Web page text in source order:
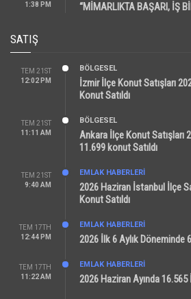
1:38 PM
“MİMARLIKTA BAŞARI, İŞ
SATIŞ
TEM 21ST
12:02 PM
BÖLGESEL
İzmir İlçe Konut Satışları
Konut Satıldı
TEM 21ST
11:11 AM
BÖLGESEL
Ankara İlçe Konut Satışları
11.699 konut Satıldı
TEM 21ST
9:40 AM
EMLAK HABERLERI
2026 Haziran İstanbul İlçe
Konut Satıldı
TEM 17TH
12:44 PM
EMLAK HABERLERI
2026 İlk 6 Aylık Döneminde
TEM 17TH
11:22 AM
EMLAK HABERLERI
2026 Haziran Ayında 16.565